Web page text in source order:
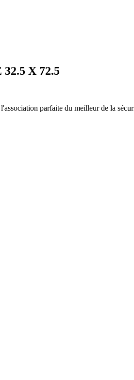
X 72.5
parfaite du meilleur de la